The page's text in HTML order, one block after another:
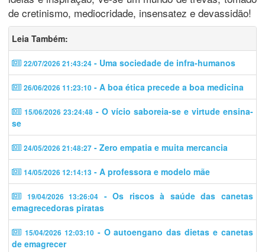
de cretinismo, mediocridade, insensatez e devassidão!
Leia Também:
22/07/2026 21:43:24 - Uma sociedade de infra-humanos
26/06/2026 11:23:10 - A boa ética precede a boa medicina
15/06/2026 23:24:48 - O vício saboreia-se e virtude ensina-
se
24/05/2026 21:48:27 - Zero empatia e muita mercancia
14/05/2026 12:14:13 - A professora e modelo mãe
19/04/2026 13:26:04 - Os riscos à saúde das canetas
emagrecedoras piratas
15/04/2026 12:03:10- O autoengano das dietas e canetas
de emagrecer